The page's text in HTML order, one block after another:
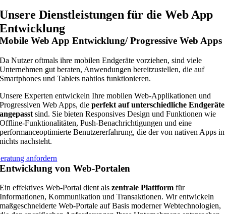
Unsere Dienstleistungen für die Web App
Entwicklung
Mobile Web App Entwicklung/ Progressive Web Apps
Da Nutzer oftmals ihre mobilen Endgeräte vorziehen, sind viele
Unternehmen gut beraten, Anwendungen bereitzustellen, die auf
Smartphones und Tablets nahtlos funktionieren.
Unsere Experten entwickeln Ihre mobilen Web-Applikationen und
Progressiven Web Apps, dieperfekt auf unterschiedliche Endgeräte
angepasst sind. Sie bieten Responsives Design und Funktionen wie
Offline-Funktionalitäten, Push-Benachrichtigungen und eine
performanceoptimierte Benutzererfahrung, die der von nativen Apps in
nichts nachsteht.
anfordern
Entwicklung von Web-Portalen
Ein effektives Web-Portal dient alszentrale Plattform für
Informationen, Kommunikation und Transaktionen. Wir entwickeln
maßgeschneiderte Web-Portale auf Basis moderner Webtechnologien,